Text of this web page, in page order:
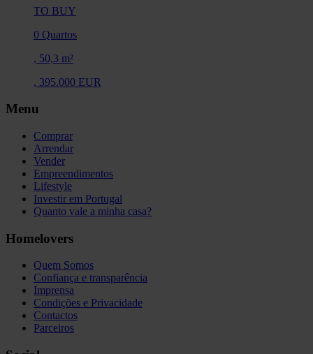
TO BUY
0 Quartos
, 50,3 m²
, 395.000 EUR
Menu
Comprar
Arrendar
Vender
Empreendimentos
Lifestyle
Investir em Portugal
Quanto vale a minha casa?
Homelovers
Quem Somos
Confiança e transparência
Imprensa
Condições e Privacidade
Contactos
Parceiros